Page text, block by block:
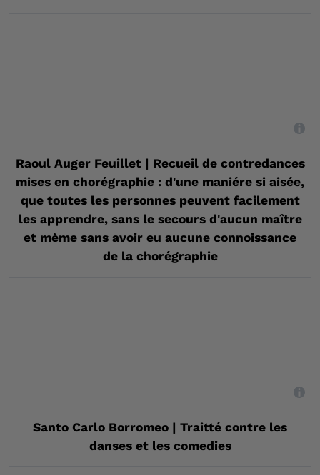
,
Raoul Auger Feuillet | Recueil de contredances
mises en chorégraphie : d'une maniére si aisée,
que toutes les personnes peuvent facilement
les apprendre, sans le secours d'aucun maître
et mème sans avoir eu aucune connoissance
de la chorégraphie
,
Santo Carlo Borromeo | Traitté contre les
danses et les comedies